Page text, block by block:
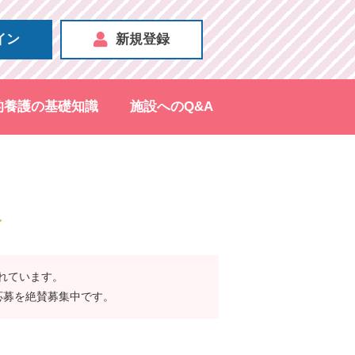
ン 新規登録
養護の基礎知識 施設へのQ&A
います。
を絶賛募集中です。